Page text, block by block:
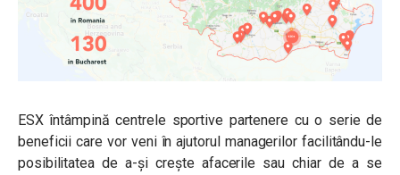
ESX întâmpină centrele sportive partenere cu o serie de
beneficii care vor veni în ajutorul managerilor facilitându-le
posibilitatea de a-și crește afacerile sau chiar de a se